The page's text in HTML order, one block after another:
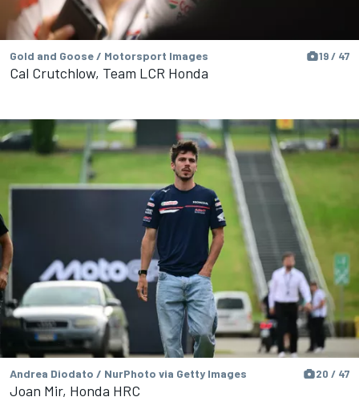
Gold and Goose / Motorsport Images 19 / 47
Cal Crutchlow, Team LCR Honda
Andrea Diodato / NurPhoto via Getty Images 20 / 47
Joan Mir, Honda HRC